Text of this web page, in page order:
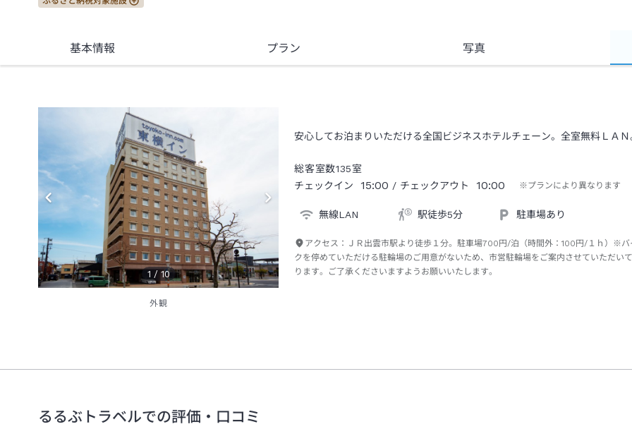
基本情報 プラン 写真
1 / 10
外観
安心してお泊まりいただける全国ビジネスホテルチェーン。全室無料ＬＡＮ
総客室数135室
チェックイン
15:00 / チェックアウト 10:00 ※プランにより異なります
無線LAN 駅徒歩5分 駐車場あり
アクセス： ＪＲ出雲市駅より徒歩１分。駐車場700円/泊（時間外：100円/１ｈ）※バ
クを停めていただける駐輪場のご用意がないため、市営駐輪場をご案内させていただい
ります。ご了承くださいますようお願いいたします。
るるぶトラベルでの評価・口コミ